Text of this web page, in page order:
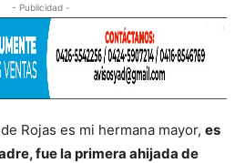
- Publicidad -
Rojas es mi hermana mayor, es
fue la primera ahijada de